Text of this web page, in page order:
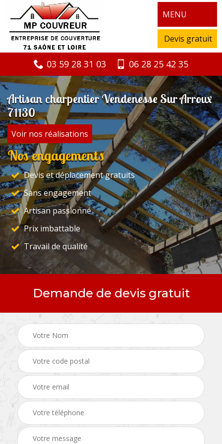
MENU
Devis gratuit
03 59 28 31 03 06 28 25 42 35
Artisan charpentier Vendenesse Sur Arroux
71130
Voir nos réalisations
Nos engagements
Devis et déplacement gratuits
Sans engagement
Artisan passionné
Prix imbattable
Travail de qualité
Demande de devis gratuit